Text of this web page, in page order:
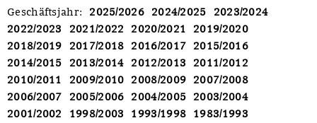
Geschäftsjahr: 2025/2026 2024/2025
2023/2024
2022/2023
2021/2022 2020/2021
2019/2020
2018/2019
2017/2018 2016/2017
2015/2016
2014/2015
2013/2014 2012/2013
2011/2012
2010/2011
2009/2010 2008/2009
2007/2008
2006/2007
2005/2006 2004/2005
2003/2004
2001/2002
1998/2003 1993/1998 1983/1993